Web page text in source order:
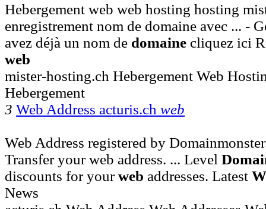
Hebergement web web hosting hosting
enregistrement nom de domaine avec ... -
avez déjà un nom de domaine cliquez ici
web
mister-hosting.ch Hebergement Web
Hebergement
3 Web Address acturis.ch web
Web Address registered by
Transfer your web address. ... Level
discounts for yourweb addresses. Latest
News